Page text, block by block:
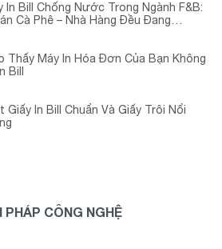
In Bill Chống Nước Trong Ngành F&B:
Cà Phê – Nhà Hàng Đều Đang
Thấy Máy In Hóa Đơn Của Bạn Không
Bill
Giấy In Bill Chuẩn Và Giấy Trôi Nổi
PHÁP CÔNG NGHỆ